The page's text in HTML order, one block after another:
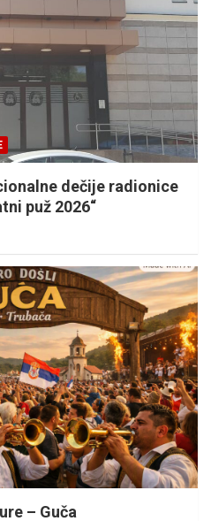
dečije radionice
puž 2026“
– Guča